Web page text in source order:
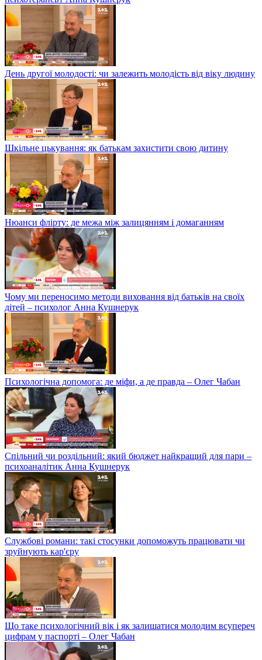
День другої молодості: чи залежить молодість від віку людину
Шкільне цькування: як батькам захистити свою дитину
Нюанси флірту: де межа між залицянням і домаганням
Чому ми переносимо методи виховання від батьків на своїх
дітей – психолог Анна Кушнерук
Психологічна допомога: де міфи, а де правда – Олег Чабан
Спільний чи роздільний: який бюджет найкращий для пари –
психоаналітик Анна Кушнерук
Службові романи: такі стосунки допоможуть працювати чи
зруйнують кар'єру
Що таке психологічний вік і як залишатися молодим всупереч
цифрам у паспорті – Олег Чабан